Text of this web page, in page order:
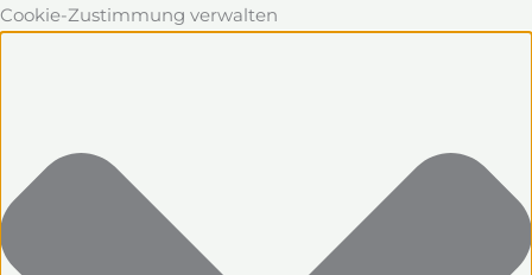
Cookie-Zustimmung verwalten